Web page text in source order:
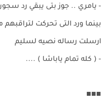
- يامري .. جوز بتى يبقي رد
بينما ورد التى تحركت
ارسلت رساله نصيه لسليم
- ( كله تمام ياباشا ) ....
■■■